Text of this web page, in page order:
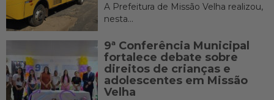
A Prefeitura de Missão Velha realizou,
nesta...
9ª Conferência Municipal
fortalece debate sobre
direitos de crianças e
adolescentes em Missão
Velha